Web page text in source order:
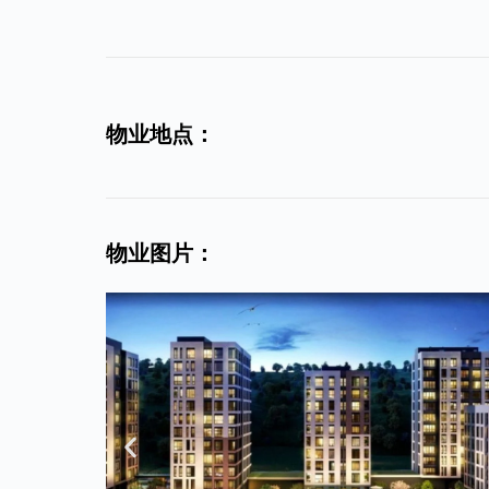
物业地点：
物业图片：